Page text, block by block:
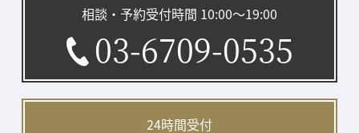
相談・予約受付時間 10:00〜19:00
03-6709-0535
24時間受付